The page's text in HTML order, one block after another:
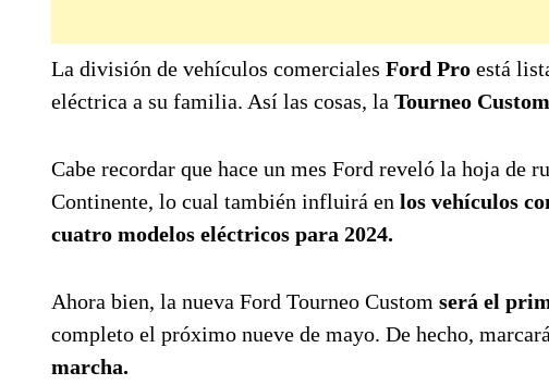
La división de vehículos comerciales Ford Pro está
eléctrica a su familia. Así las cosas, la Tourneo Custom
Cabe recordar que hace un mes Ford reveló la hoja de
Continente, lo cual también influirá en los vehículos
cuatro modelos eléctricos para 2024.
Ahora bien, la nueva Ford Tourneo Custom será el
completo el próximo nueve de mayo. De hecho,
marcha.